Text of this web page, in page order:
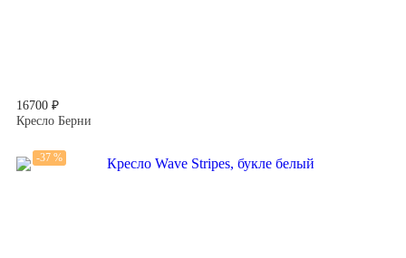
16700 ₽
Кресло Берни
-37 %